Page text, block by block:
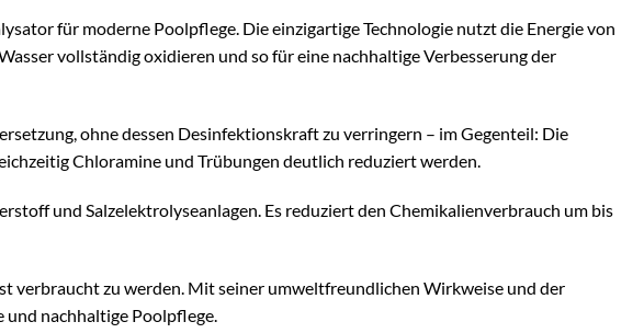
für moderne Poolpflege. Die einzigartige Technologie nutzt die Energie von
vollständig oxidieren und so für eine nachhaltige Verbesserung der
ohne dessen Desinfektionskraft zu verringern – im Gegenteil: Die
Chloramine und Trübungen deutlich reduziert werden.
und Salzelektrolyseanlagen. Es reduziert den Chemikalienverbrauch um bis
verbraucht zu werden. Mit seiner umweltfreundlichen Wirkweise und der
nachhaltige Poolpflege.